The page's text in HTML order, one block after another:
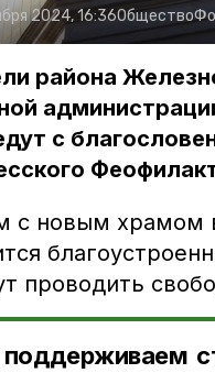
2024, 16:36Общество
района
с
с новым храмом
проводить